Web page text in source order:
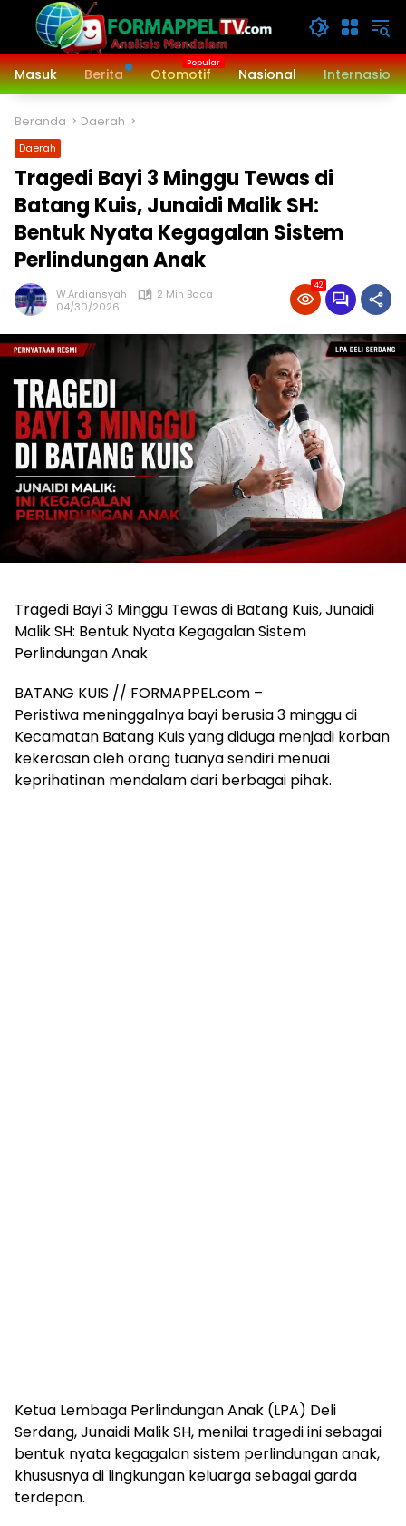
Langsung
konten
Masuk
Berita Otomotif Nasional
Beranda Daerah
Daerah
Tragedi Bayi 3 Minggu Tewas di
Batang Kuis, Junaidi Malik SH:
Bentuk Nyata Kegagalan Sistem
Perlindungan Anak
W.Ardiansyah
2 Min Baca
04/30/2026
42
Tragedi Bayi 3 Minggu Tewas di Batang Kuis, Junaidi
Malik SH: Bentuk Nyata Kegagalan Sistem
Perlindungan Anak
BATANG KUIS // FORMAPPEL.com –
Peristiwa meninggalnya bayi berusia 3 minggu di
Kecamatan Batang Kuis yang diduga menjadi korban
kekerasan oleh orang tuanya sendiri menuai
keprihatinan mendalam dari berbagai pihak.
Ketua Lembaga Perlindungan Anak (LPA) Deli
Serdang, Junaidi Malik SH, menilai tragedi ini sebagai
bentuk nyata kegagalan sistem perlindungan anak,
khususnya di lingkungan keluarga sebagai garda
terdepan.